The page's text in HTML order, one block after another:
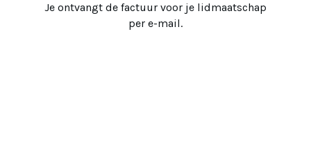
Je ontvangt de factuur voor je lidmaatschap
per e-mail.